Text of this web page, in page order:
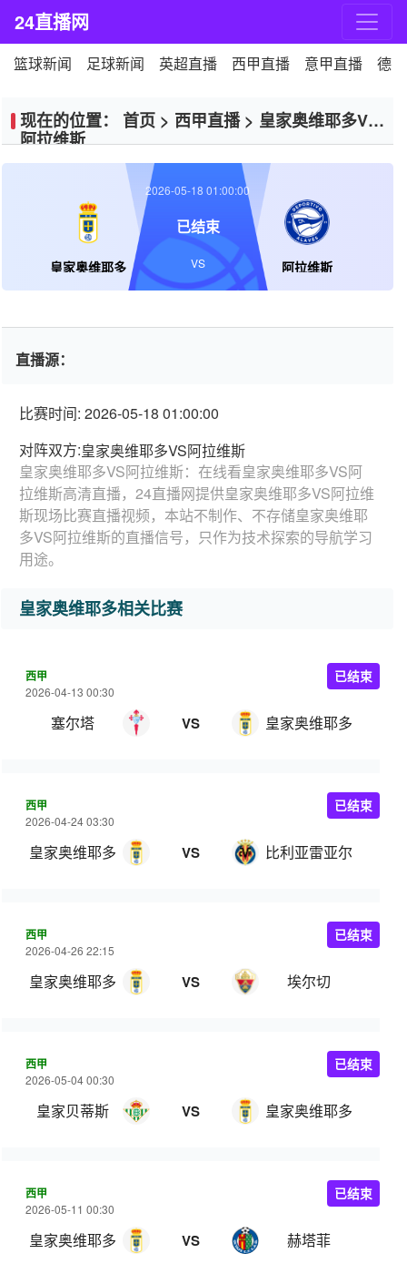
24直播网
篮球新闻 足球新闻 英超直播 西甲直播 意甲直播 德
现在的位置： 首页 > 西甲直播> 皇家奥维耶多VS
阿拉维斯
皇家奥维耶多 阿拉维斯
2026-05-18 01:00:00
已结束
VS
直播源：
比赛时间: 2026-05-18 01:00:00
对阵双方:皇家奥维耶多VS阿拉维斯
皇家奥维耶多VS阿拉维斯：在线看皇家奥维耶多VS阿
拉维斯高清直播，24直播网提供皇家奥维耶多VS阿拉维
斯现场比赛直播视频，本站不制作、不存储皇家奥维耶
多VS阿拉维斯的直播信号，只作为技术探索的导航学习
用途。
皇家奥维耶多相关比赛
西甲
2026-04-13 00:30
塞尔塔 VS 皇家奥维耶多
已结束
西甲
2026-04-24 03:30
皇家奥维耶多 VS 比利亚雷亚尔
已结束
西甲
2026-04-26 22:15
皇家奥维耶多 VS 埃尔切
已结束
西甲
2026-05-04 00:30
皇家贝蒂斯 VS 皇家奥维耶多
已结束
西甲
2026-05-11 00:30
皇家奥维耶多 VS 赫塔菲
已结束